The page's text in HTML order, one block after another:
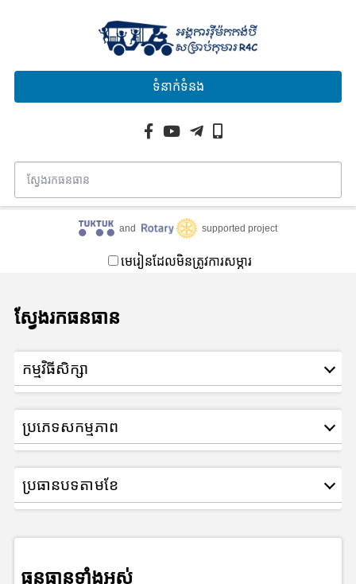
ទំនាក់ទំនង
and supported project
មេរៀនដែលមិនត្រូវការសម្ភារ
ស្វែងរកធនធាន
កម្មវិធីសិក្សា
ប្រភេទសកម្មភាព
ប្រធានបទតាមខែ
ធនធានទាំងអស់